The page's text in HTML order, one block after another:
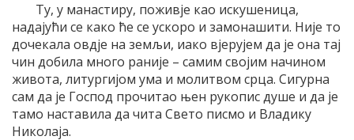
Ту, у манастиру, поживје као искушеница,
надајући се како ће се ускоро и замонашити. Није то
дочекала овдје на земљи, иако вјерујем да је она тај
чин добила много раније – самим својим начином
живота, литургијом ума и молитвом срца. Сигурна
сам да је Господ прочитао њен рукопис душе и да је
тамо наставила да чита Свето писмо и Владику
Николаја.